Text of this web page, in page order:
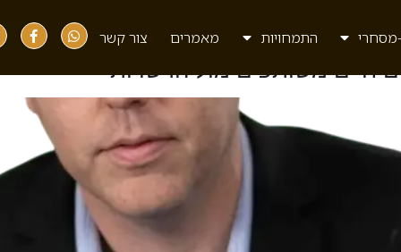
התמחויות מאמרים צור קשר
חיים משותפים מול הרשויות